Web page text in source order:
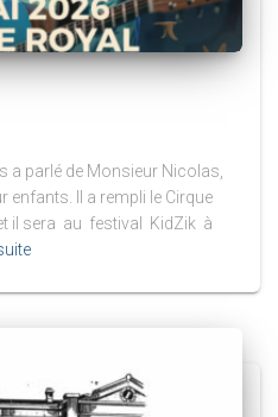
a parlé de Monsieur Nicolas,
enfants. Il a rempli le Cirque
il sera au festival KidZik à